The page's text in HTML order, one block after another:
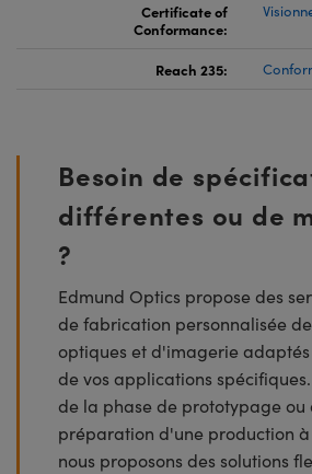
Certificate of
Conformance:
Reach 235:
Besoin de
différentes ou de
?
Edmund Optics propose des
de fabrication personnalisée
optiques et d'imagerie
de vos applications
de la phase de prototypage ou
préparation d'une production
nous proposons des solutions